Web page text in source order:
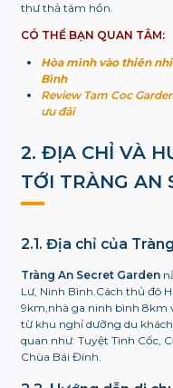
thư thả tâm hồn.
CÓ THỂ BẠN QUAN TÂM:
Hòa mình vào thiên
Bình
Review Tam Coc
ưu đãi
2. ĐỊA CHỈ VÀ
TỚI TRÀNG AN
2.1. Địa chỉ của
Tràng An Secret Garden
Lư, Ninh Bình.Cách thủ đô
9km,nhà ga ninh bình 8km
từ khu nghỉ dưỡng du
quan như: Tuyệt Tình Cốc,
Chùa Bái Đính.